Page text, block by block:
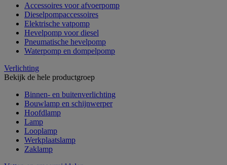
Accessoires voor afvoerpomp
Dieselpompaccessoires
Elektrische vatpomp
Hevelpomp voor diesel
Pneumatische hevelpomp
Waterpomp en dompelpomp
Verlichting
Bekijk de hele productgroep
Binnen- en buitenverlichting
Bouwlamp en schijnwerper
Hoofdlamp
Lamp
Looplamp
Werkplaatslamp
Zaklamp